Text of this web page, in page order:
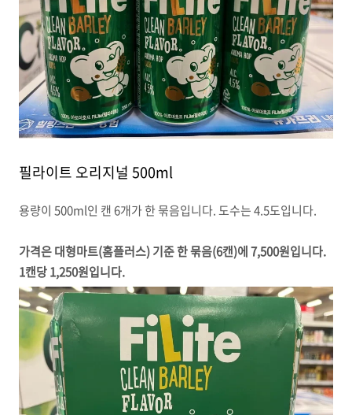
필라이트 오리지널 500ml
용량이 500ml인 캔 6개가 한 묶음입니다. 도수는 4.5도입니다.
가격은 대형마트(홈플러스) 기준 한 묶음(6캔)에 7,500원입니다.
1캔당 1,250원입니다.